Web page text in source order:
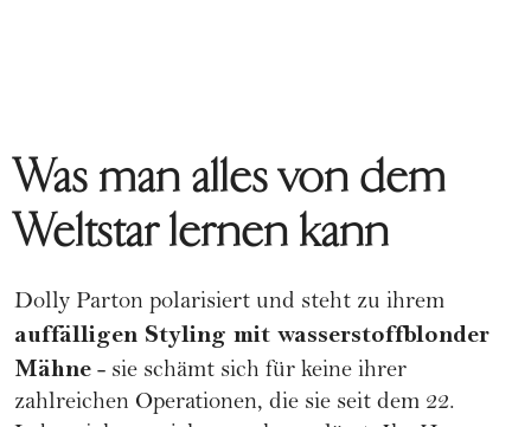
Was man alles von dem
Weltstar lernen kann
Dolly Parton polarisiert und steht zu ihrem
auffälligen Styling mit wasserstoffblonder
Mähne - sie schämt sich für keine ihrer
zahlreichen Operationen, die sie seit dem 22.